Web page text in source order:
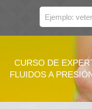
CURSO DE
FLUIDOS A